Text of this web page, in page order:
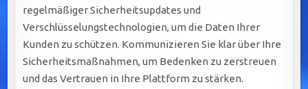
regelmäßiger Sicherheitsupdates und
Verschlüsselungstechnologien, um die Daten Ihrer
Kunden zu schützen. Kommunizieren Sie klar über Ihre
Sicherheitsmaßnahmen, um Bedenken zu zerstreuen
und das Vertrauen in Ihre Plattform zu stärken.